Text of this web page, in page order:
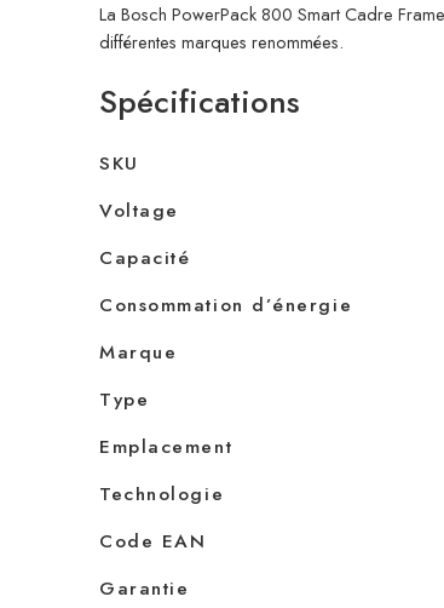
La Bosch PowerPack 800 Smart Cadre
différentes marques renommées.
Spécifications
SKU
Voltage
Capacité
Consommation d’énergie
Marque
Type
Emplacement
Technologie
Code EAN
Garantie